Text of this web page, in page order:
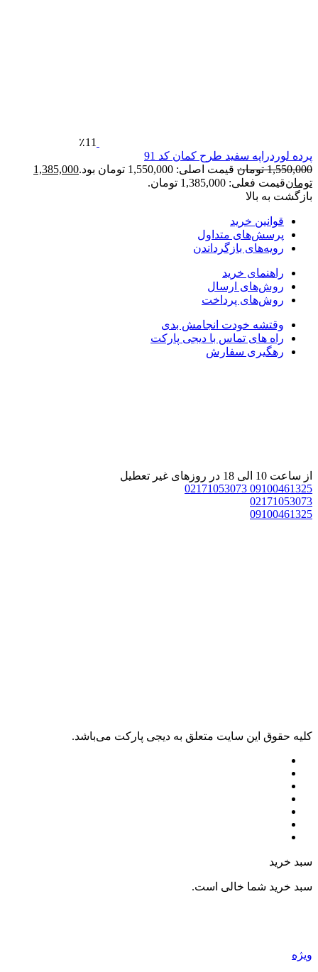
٪11
پرده لوردراپه سفید طرح کمان کد 91
1,550,000 تومان قیمت اصلی: 1,550,000 تومان بود.
1,385,000
تومانقیمت فعلی: 1,385,000 تومان.
بازگشت به بالا
قوانین خرید
پرسش‌های متداول
رویه‌های بازگرداندن
راهنمای خرید
روش‌های ارسال
روش‌های پرداخت
وقتشه خودت انجامش بدی
راه های تماس با دیجی پارکت
رهگیری سفارش
از ساعت 10 الی 18 در روزهای غیر تعطیل
09100461325
02171053073
02171053073
09100461325
کليه حقوق اين سايت متعلق به دیجی پارکت می‌باشد.
سبد خرید
سبد خرید شما خالی است.
ویژه